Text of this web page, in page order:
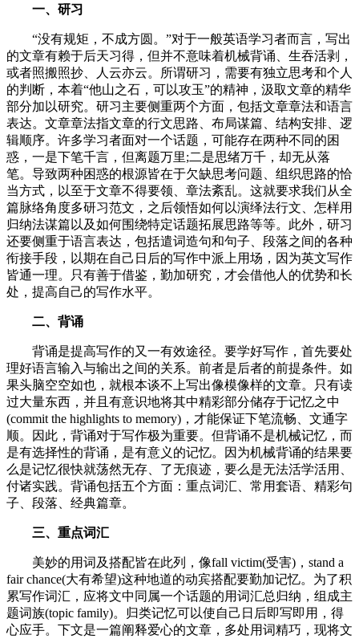
一、研习
“没有规矩，不成方圆。”对于一般英语学习者而言，写出
的文章有赖于后天习得，但并不意味着机械背诵、生吞活剥，
或者照搬照抄、人云亦云。所谓研习，需要有独立思考和个人
的判断，本着“他山之石，可以攻玉”的精神，汲取文章的精华
部分加以研究。研习主要侧重两个方面，包括文章章法和语言
表达。文章章法指文章的行文思路、布局谋篇、结构安排、逻
辑顺序。许多学习者面对一个话题，可能存在两种不同的困
惑，一是下笔千言，但离题万里;二是思绪万千，却无从落
笔。导致两种困惑的根源皆在于欠缺思考问题、组织思路的恰
当方式，以至于文章不得要领、章法紊乱。这就要求我们从全
篇脉络角度多研习范文，之后领悟如何以演绎法行文、怎样用
归纳法谋篇以及如何围绕特定话题拓展思路等等。此外，研习
还要侧重于语言表达，包括遣词造句和句子、段落之间的各种
衔接手段，以期在自己日后的写作中派上用场，因为英文写作
皆通一理。只有善于借鉴，勤加研究，才会借他人的优势和长
处，提高自己的写作水平。
二、背诵
背诵是提高写作的又一有效途径。要学好写作，首先要处
理好语言输入与输出之间的关系。前者是后者的前提条件。如
果头脑空空如也，就根本谈不上写出像模像样的文章。只有读
过大量东西，并且有意识地将其中精彩部分储存于记忆之中
(commit the highlights to memory)，才能保证下笔流畅、文通字
顺。因此，背诵对于写作极为重要。但背诵不是机械记忆，而
是有选择性的背诵，是有意义的记忆。因为机械背诵的结果要
么是记忆很快就荡然无存、了无痕迹，要么是无法活学活用、
付诸实践。背诵包括五个方面：重点词汇、常用套语、精彩句
子、段落、经典篇章。
三、重点词汇
美妙的用词及搭配皆在此列，像fall victim(受害)，stand a
fair chance(大有希望)这种地道的动宾搭配要勤加记忆。为了积
累写作词汇，应将文中同属一个话题的用词汇总归纳，组成主
题词族(topic family)。归类记忆可以使自己日后即写即用，得
心应手。下文是一篇阐释爱心的文章，多处用词精巧，现将文